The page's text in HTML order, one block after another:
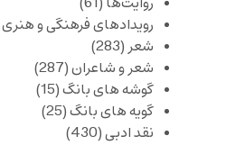
رویدادهای فرهنگی و هنری
شعر (283)
شعر و شاعران(287)
گوشه های بانگ(15)
گویه های بانگ(25)
نقد ادبی(430)